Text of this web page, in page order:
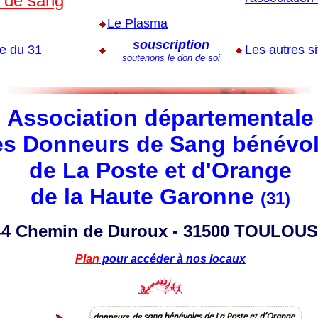
Le Plasma
du 31
souscription
soutenons le don de soi
Les autres
Association départementale
Donneurs de Sang
de La Poste et d'Orange
de la Haute Garonne (31)
Chemin de Duroux - 31500
Plan pour accéder à nos locaux